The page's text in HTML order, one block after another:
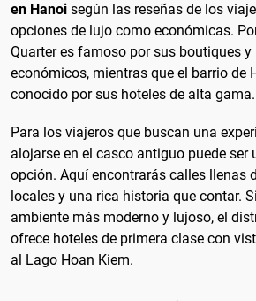
en Hanoi según las reseñas de los
opciones de lujo como económicas.
Quarter es famoso por sus boutiques y
económicos, mientras que el barrio de
conocido por sus hoteles de alta gama.
Para los viajeros que buscan una
alojarse en el casco antiguo puede ser
opción. Aquí encontrarás calles llenas
locales y una rica historia que contar.
ambiente más moderno y lujoso, el
ofrece hoteles de primera clase con
al Lago Hoan Kiem.